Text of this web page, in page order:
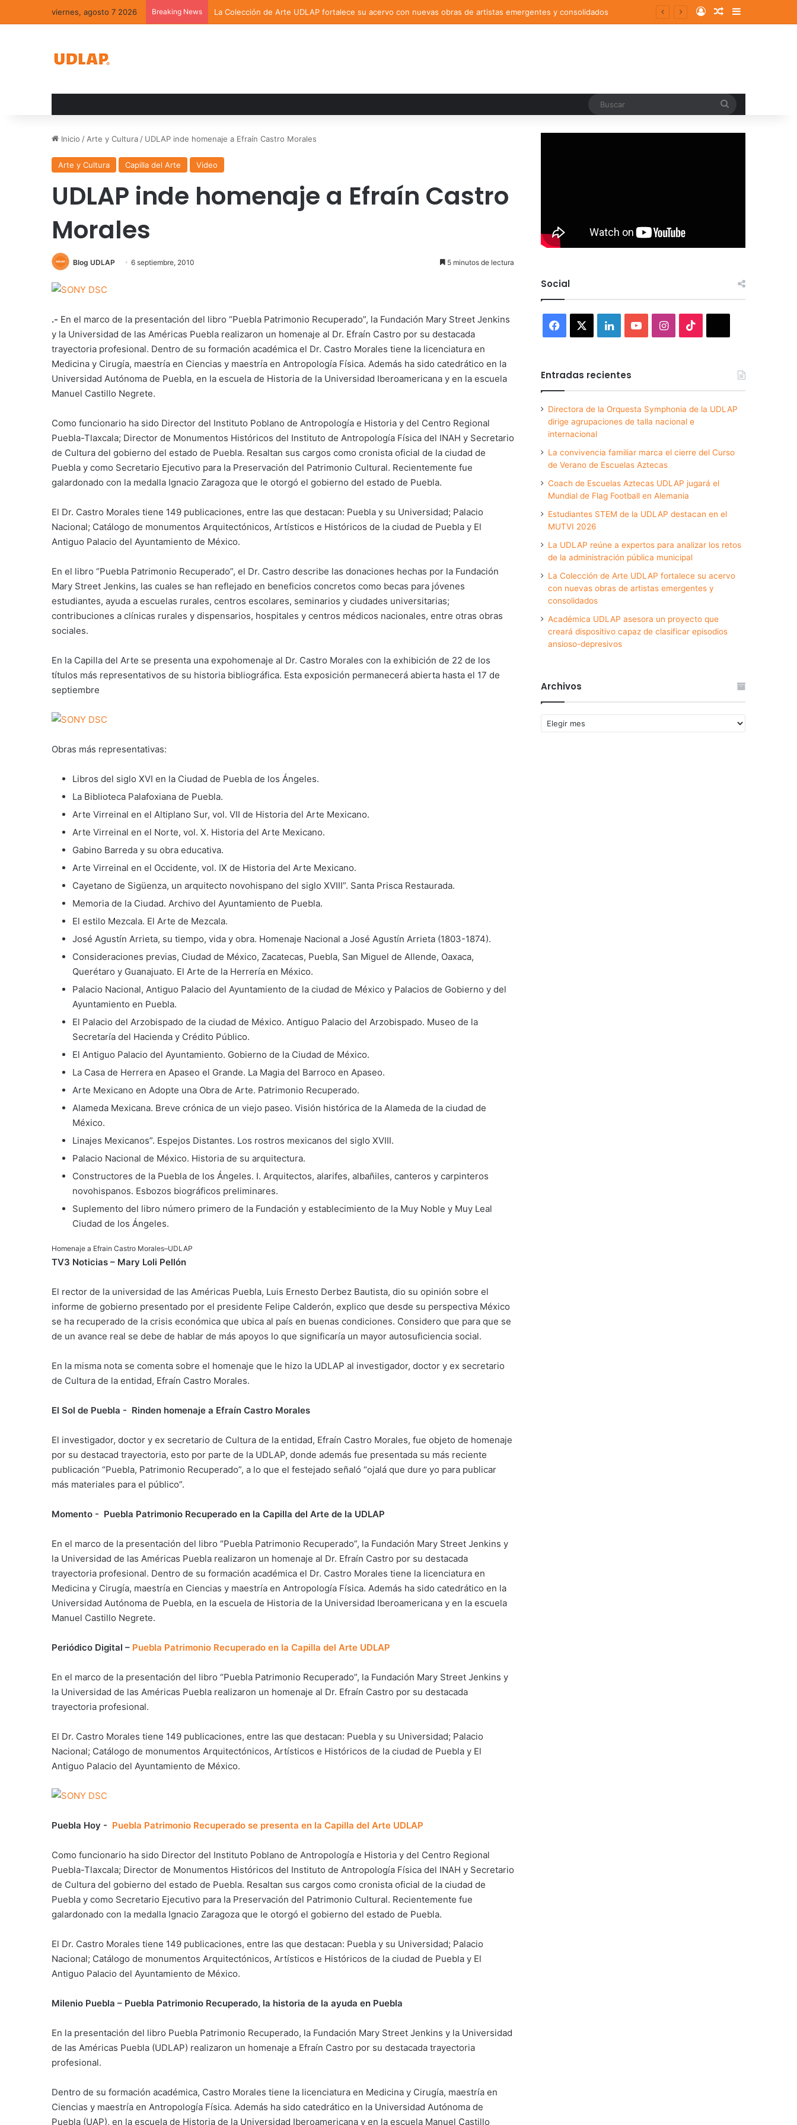
viernes, agosto 7 2026 Breaking News La Colección de Arte UDLAP fortalece su acervo con nuevas obras de artistas emergentes y consolidados Log InRandom Article
Sidebar
Inicio / Arte y Cultura / UDLAP inde homenaje a Efraín Castro Morales
Arte y Cultura Capilla del Arte Video
UDLAP inde homenaje a Efraín Castro
Morales
Blog UDLAP 6 septiembre, 2010 5 minutos de lectura
.- En el marco de la presentación del libro “Puebla Patrimonio Recuperado”, la Fundación Mary Street Jenkins
y la Universidad de las Américas Puebla realizaron un homenaje al Dr. Efraín Castro por su destacada
trayectoria profesional. Dentro de su formación académica el Dr. Castro Morales tiene la licenciatura en
Medicina y Cirugía, maestría en Ciencias y maestría en Antropología Física. Además ha sido catedrático en la
Universidad Autónoma de Puebla, en la escuela de Historia de la Universidad Iberoamericana y en la escuela
Manuel Castillo Negrete.
Como funcionario ha sido Director del Instituto Poblano de Antropología e Historia y del Centro Regional
Puebla-Tlaxcala; Director de Monumentos Históricos del Instituto de Antropología Física del INAH y Secretario
de Cultura del gobierno del estado de Puebla. Resaltan sus cargos como cronista oficial de la ciudad de
Puebla y como Secretario Ejecutivo para la Preservación del Patrimonio Cultural. Recientemente fue
galardonado con la medalla Ignacio Zaragoza que le otorgó el gobierno del estado de Puebla.
El Dr. Castro Morales tiene 149 publicaciones, entre las que destacan: Puebla y su Universidad; Palacio
Nacional; Catálogo de monumentos Arquitectónicos, Artísticos e Históricos de la ciudad de Puebla y El
Antiguo Palacio del Ayuntamiento de México.
En el libro “Puebla Patrimonio Recuperado”, el Dr. Castro describe las donaciones hechas por la Fundación
Mary Street Jenkins, las cuales se han reflejado en beneficios concretos como becas para jóvenes
estudiantes, ayuda a escuelas rurales, centros escolares, seminarios y ciudades universitarias;
contribuciones a clínicas rurales y dispensarios, hospitales y centros médicos nacionales, entre otras obras
sociales.
En la Capilla del Arte se presenta una expohomenaje al Dr. Castro Morales con la exhibición de 22 de los
títulos más representativos de su historia bibliográfica. Esta exposición permanecerá abierta hasta el 17 de
septiembre
Obras más representativas:
Libros del siglo XVI en la Ciudad de Puebla de los Ángeles.
La Biblioteca Palafoxiana de Puebla.
Arte Virreinal en el Altiplano Sur, vol. VII de Historia del Arte Mexicano.
Arte Virreinal en el Norte, vol. X. Historia del Arte Mexicano.
Gabino Barreda y su obra educativa.
Arte Virreinal en el Occidente, vol. IX de Historia del Arte Mexicano.
Cayetano de Sigüenza, un arquitecto novohispano del siglo XVIII”. Santa Prisca Restaurada.
Memoria de la Ciudad. Archivo del Ayuntamiento de Puebla.
El estilo Mezcala. El Arte de Mezcala.
José Agustín Arrieta, su tiempo, vida y obra. Homenaje Nacional a José Agustín Arrieta (1803-1874).
Consideraciones previas, Ciudad de México, Zacatecas, Puebla, San Miguel de Allende, Oaxaca,
Querétaro y Guanajuato. El Arte de la Herrería en México.
Palacio Nacional, Antiguo Palacio del Ayuntamiento de la ciudad de México y Palacios de Gobierno y del
Ayuntamiento en Puebla.
El Palacio del Arzobispado de la ciudad de México. Antiguo Palacio del Arzobispado. Museo de la
Secretaría del Hacienda y Crédito Público.
El Antiguo Palacio del Ayuntamiento. Gobierno de la Ciudad de México.
La Casa de Herrera en Apaseo el Grande. La Magia del Barroco en Apaseo.
Arte Mexicano en Adopte una Obra de Arte. Patrimonio Recuperado.
Alameda Mexicana. Breve crónica de un viejo paseo. Visión histórica de la Alameda de la ciudad de
México.
Linajes Mexicanos”. Espejos Distantes. Los rostros mexicanos del siglo XVIII.
Palacio Nacional de México. Historia de su arquitectura.
Constructores de la Puebla de los Ángeles. I. Arquitectos, alarifes, albañiles, canteros y carpinteros
novohispanos. Esbozos biográficos preliminares.
Suplemento del libro número primero de la Fundación y establecimiento de la Muy Noble y Muy Leal
Ciudad de los Ángeles.
Homenaje a Efrain Castro Morales–UDLAP
TV3 Noticias – Mary Loli Pellón
El rector de la universidad de las Américas Puebla, Luis Ernesto Derbez Bautista, dio su opinión sobre el
informe de gobierno presentado por el presidente Felipe Calderón, explico que desde su perspectiva México
se ha recuperado de la crisis económica que ubica al país en buenas condiciones. Considero que para que se
de un avance real se debe de hablar de más apoyos lo que significaría un mayor autosuficiencia social.
En la misma nota se comenta sobre el homenaje que le hizo la UDLAP al investigador, doctor y ex secretario
de Cultura de la entidad, Efraín Castro Morales.
El Sol de Puebla - Rinden homenaje a Efraín Castro Morales
El investigador, doctor y ex secretario de Cultura de la entidad, Efraín Castro Morales, fue objeto de homenaje
por su destacad trayectoria, esto por parte de la UDLAP, donde además fue presentada su más reciente
publicación “Puebla, Patrimonio Recuperado”, a lo que el festejado señaló “ojalá que dure yo para publicar
más materiales para el público”.
Momento - Puebla Patrimonio Recuperado en la Capilla del Arte de la UDLAP
En el marco de la presentación del libro “Puebla Patrimonio Recuperado”, la Fundación Mary Street Jenkins y
la Universidad de las Américas Puebla realizaron un homenaje al Dr. Efraín Castro por su destacada
trayectoria profesional. Dentro de su formación académica el Dr. Castro Morales tiene la licenciatura en
Medicina y Cirugía, maestría en Ciencias y maestría en Antropología Física. Además ha sido catedrático en la
Universidad Autónoma de Puebla, en la escuela de Historia de la Universidad Iberoamericana y en la escuela
Manuel Castillo Negrete.
Periódico Digital – Puebla Patrimonio Recuperado en la Capilla del Arte UDLAP
En el marco de la presentación del libro “Puebla Patrimonio Recuperado”, la Fundación Mary Street Jenkins y
la Universidad de las Américas Puebla realizaron un homenaje al Dr. Efraín Castro por su destacada
trayectoria profesional.
El Dr. Castro Morales tiene 149 publicaciones, entre las que destacan: Puebla y su Universidad; Palacio
Nacional; Catálogo de monumentos Arquitectónicos, Artísticos e Históricos de la ciudad de Puebla y El
Antiguo Palacio del Ayuntamiento de México.
Puebla Hoy - Puebla Patrimonio Recuperado se presenta en la Capilla del Arte UDLAP
Como funcionario ha sido Director del Instituto Poblano de Antropología e Historia y del Centro Regional
Puebla-Tlaxcala; Director de Monumentos Históricos del Instituto de Antropología Física del INAH y Secretario
de Cultura del gobierno del estado de Puebla. Resaltan sus cargos como cronista oficial de la ciudad de
Puebla y como Secretario Ejecutivo para la Preservación del Patrimonio Cultural. Recientemente fue
galardonado con la medalla Ignacio Zaragoza que le otorgó el gobierno del estado de Puebla.
El Dr. Castro Morales tiene 149 publicaciones, entre las que destacan: Puebla y su Universidad; Palacio
Nacional; Catálogo de monumentos Arquitectónicos, Artísticos e Históricos de la ciudad de Puebla y El
Antiguo Palacio del Ayuntamiento de México.
Milenio Puebla – Puebla Patrimonio Recuperado, la historia de la ayuda en Puebla
En la presentación del libro Puebla Patrimonio Recuperado, la Fundación Mary Street Jenkins y la Universidad
de las Américas Puebla (UDLAP) realizaron un homenaje a Efraín Castro por su destacada trayectoria
profesional.
Dentro de su formación académica, Castro Morales tiene la licenciatura en Medicina y Cirugía, maestría en
Ciencias y maestría en Antropología Física. Además ha sido catedrático en la Universidad Autónoma de
Puebla (UAP), en la escuela de Historia de la Universidad Iberoamericana y en la escuela Manuel Castillo
Social
Facebook LinkedInYouTubeInstagram
Entradas recientes
Directora de la Orquesta Symphonia de la UDLAP
dirige agrupaciones de talla nacional e
internacional
La convivencia familiar marca el cierre del Curso
de Verano de Escuelas Aztecas
Coach de Escuelas Aztecas UDLAP jugará el
Mundial de Flag Football en Alemania
Estudiantes STEM de la UDLAP destacan en el
MUTVI 2026
La UDLAP reúne a expertos para analizar los retos
de la administración pública municipal
La Colección de Arte UDLAP fortalece su acervo
con nuevas obras de artistas emergentes y
consolidados
Académica UDLAP asesora un proyecto que
creará dispositivo capaz de clasificar episodios
ansioso-depresivos
Archivos
Archivos